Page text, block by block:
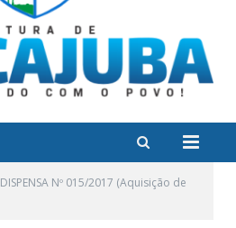
DISPENSA Nº 015/2017 (Aquisição de